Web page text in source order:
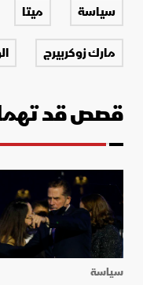
سياسة ميتا
مارك زوكربيرج
قصص قد
سياسة